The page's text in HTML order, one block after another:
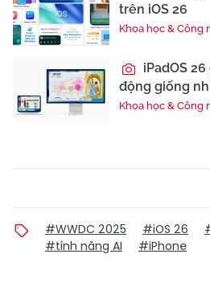
trên iOS 26
Khoa học & Công
iPadOS
động giống
Khoa học & Công
#WWDC 2025 #iOS 26
#tính năng AI
#iPhone